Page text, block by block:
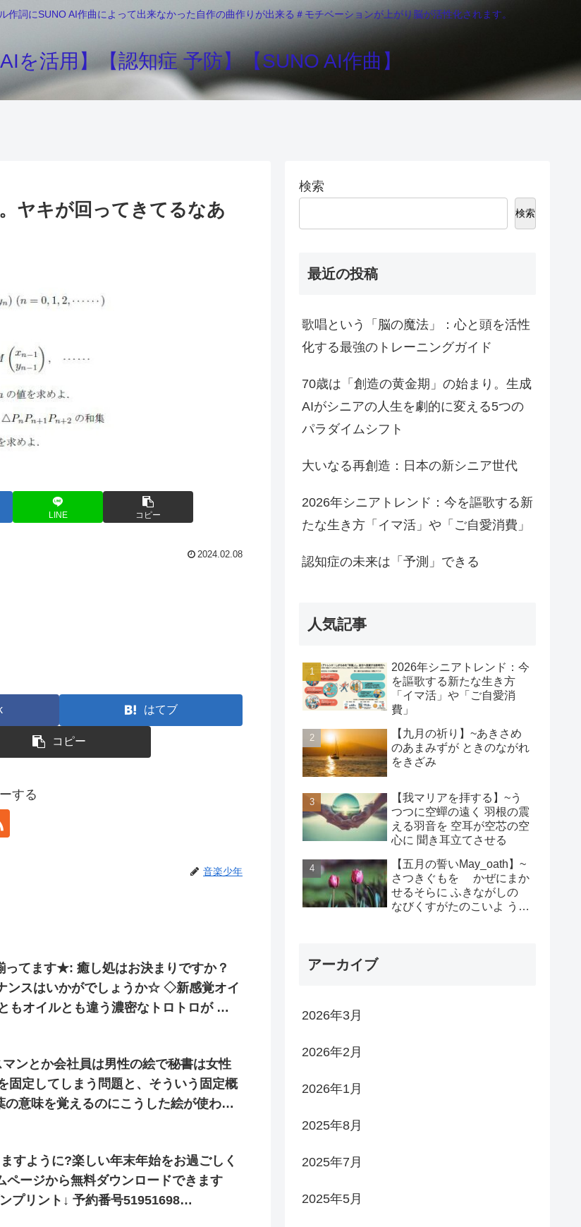
詞にSUNO AI作曲によって出来なかった自作の曲作りが出来る＃モチベーションが上がり脳が活性化されます。
を活用】【認知症 予防】【SUNO AI作曲】
ヤキが回ってきてるなあ
LINE コピー
2024.02.08
はてブ
コピー
する
音楽少年
ってます★: 癒し処はお決まりですか？
ンスはいかがでしょうか☆ ◇新感覚オイ
オイルとも違う濃密なトロトロが ◇
ンとか会社員は男性の絵で秘書は女性
固定してしまう問題と、そういう固定概
意味を覚えるのにこうした絵が使われ
すように?楽しい年末年始をお過ごしく
検索
検索
最近の投稿
歌唱という「脳の魔法」：心と頭を活性
化する最強のトレーニングガイド
70歳は「創造の黄金期」の始まり。生成
AIがシニアの人生を劇的に変える5つの
パラダイムシフト
大いなる再創造：日本の新シニア世代
2026年シニアトレンド：今を謳歌する新
たな生き方「イマ活」や「ご自愛消費」
認知症の未来は「予測」できる
人気記事
2026年シニアトレンド：今
を謳歌する新たな生き方
「イマ活」や「ご自愛消
費」
【九月の祈り】~あきさめ
のあまみずが ときのながれ
をきざみ
【我マリアを拝する】~う
つつに空蟬の遠く 羽根の震
える羽音を 空耳が空芯の空
心に 聞き耳立てさせる
【五月の誓いMay_oath】~
さつきぐもを かぜにまか
せるそらに ふきながしの
なびくすがたのこいよ うま
アーカイブ
2026年3月
2026年2月
2026年1月
2025年8月
2025年7月
2025年5月